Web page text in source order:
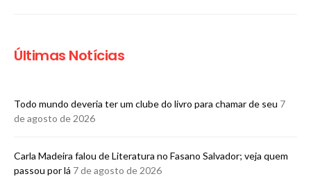
Últimas Notícias
Todo mundo deveria ter um clube do livro para chamar de seu 7
de agosto de 2026
Carla Madeira falou de Literatura no Fasano Salvador; veja quem
passou por lá 7 de agosto de 2026